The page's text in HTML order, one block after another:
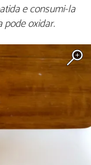
e consumi-la
pode oxidar.